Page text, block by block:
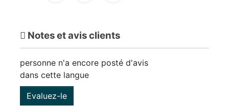
Notes et avis clients
personne n'a encore posté d'avis
dans cette langue
Evaluez-le